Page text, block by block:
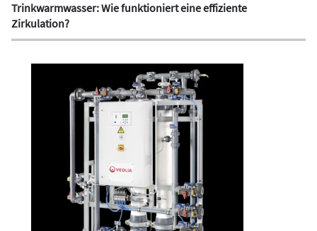
Trinkwarmwasser: Wie funktioniert eine effiziente
Zirkulation?